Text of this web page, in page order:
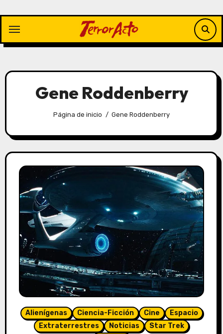
contenido
Gene Roddenberry
Página de inicio Gene Roddenberry
Alienígenas Ciencia-Ficción Cine
Espacio
Extraterrestres
Noticias
Star Trek